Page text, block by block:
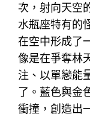
次，射向天空
水瓶座特有的
在空中形成了
像是在爭奪林
注、以單戀能
了。藍色與金
衝撞，創造出